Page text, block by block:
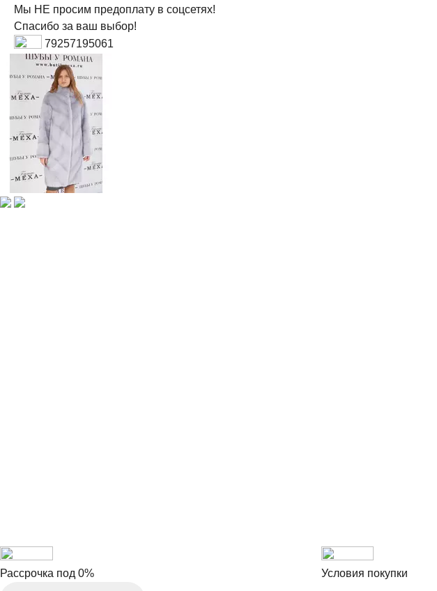
Мы НЕ просим предоплату в соцсетях!
Спасибо за ваш выбор!
79257195061
Рассрочка под 0% Условия покупки